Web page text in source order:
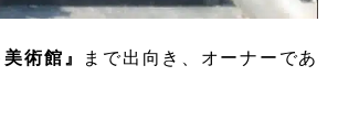
術館』
まで出向き、オーナーであ